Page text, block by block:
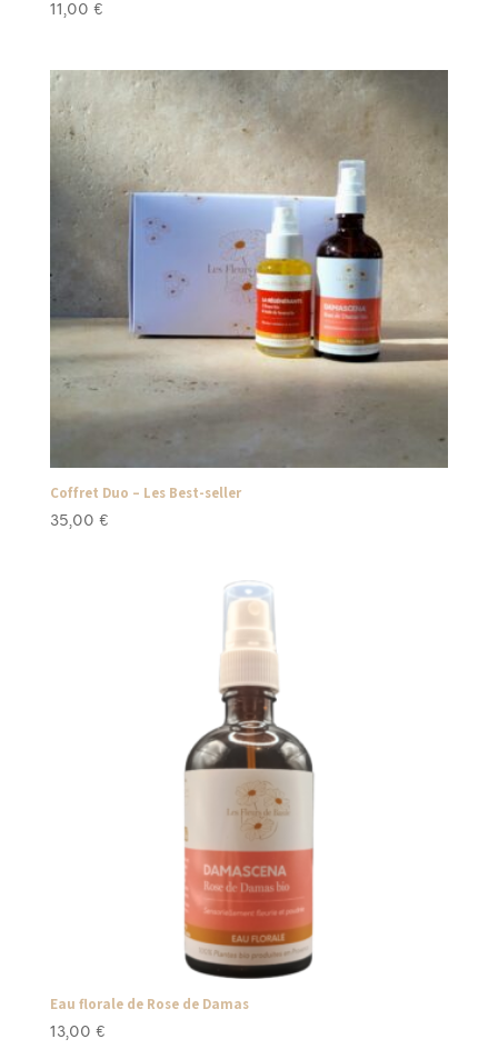
11,00 €
Coffret Duo – Les Best-seller
35,00 €
Eau florale de Rose de Damas
13,00 €